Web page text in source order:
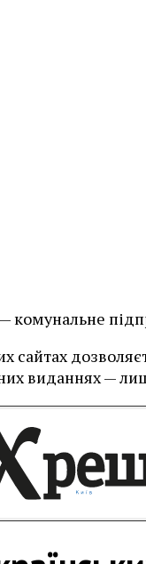
комунальне
сайтах
виданнях —